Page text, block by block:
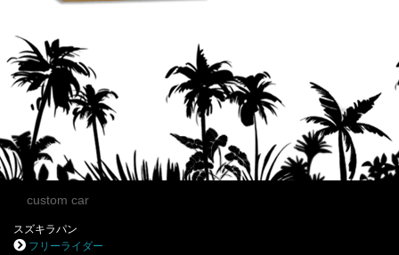
custom car
スズキラパン
フリーライダー